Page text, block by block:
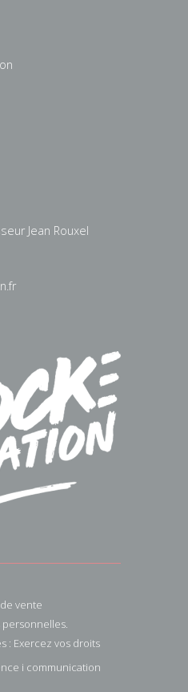
Jean Rouxel
vente
: Exercez vos droits
i communication